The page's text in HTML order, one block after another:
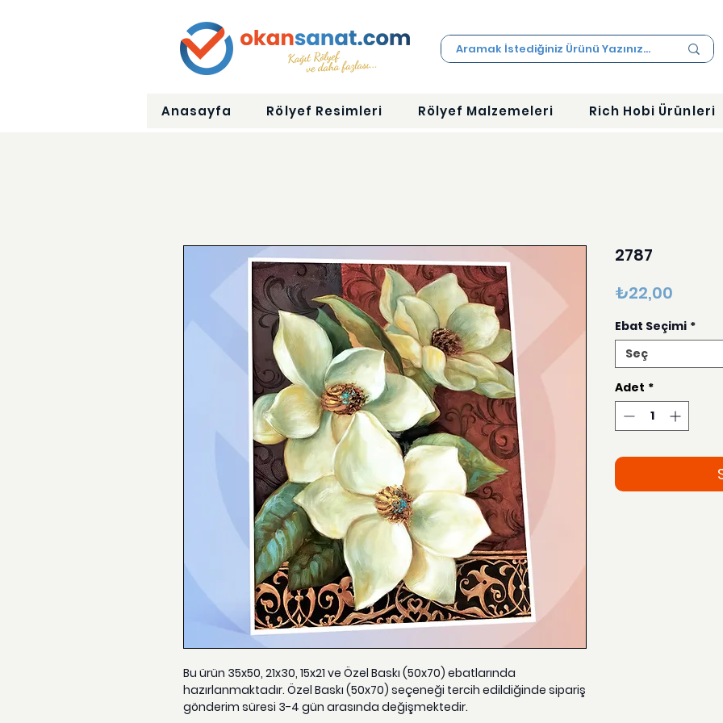
Anasayfa Rölyef Resimleri Rölyef Malzemeleri Rich Hobi Ürünleri
Bu ürün 35x50, 21x30, 15x21 ve Özel Baskı (50x70) ebatlarında
hazırlanmaktadır. Özel Baskı (50x70) seçeneği tercih edildiğinde sipariş
gönderim süresi 3-4 gün arasında değişmektedir.
2787
₺22,00
Ebat Seçimi *
Seç
Adet *